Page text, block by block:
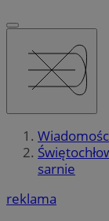
sarnie
reklama